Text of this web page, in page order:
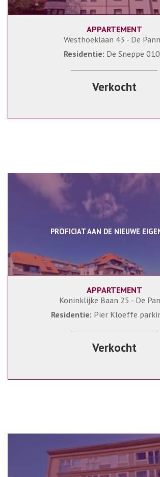
80 m² 2
APPARTEMENT
Westhoeklaan 43 - De
Residentie: De Sneppe
Verkocht
PROFICIAT AAN DE NIEUWE
APPARTEMENT
Koninklijke Baan 25 - De
Residentie: Pier Kloeffe
Verkocht